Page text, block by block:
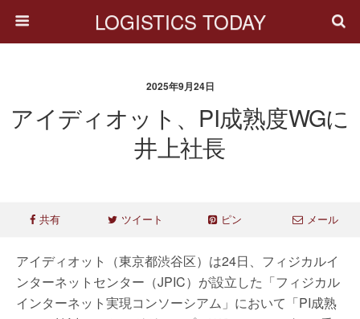
LOGISTICS TODAY
2025年9月24日
アイディオット、PI成熟度WGに
井上社長
共有 ツイート ピン メール
アイディオット（東京都渋谷区）は24日、フィジカルイ
ンターネットセンター（JPIC）が設立した「フィジカル
インターネット実現コンソーシアム」において「PI成熟